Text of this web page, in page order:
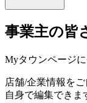
事業主の皆
Myタウンページ
店舗/企業情報を
自身で編集できま